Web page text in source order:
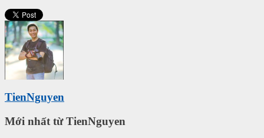
TienNguyen
Mới nhất từ TienNguyen